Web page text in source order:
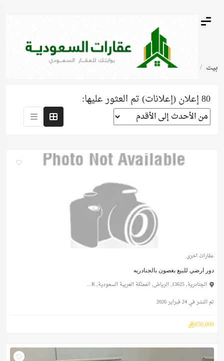
بيت عقارات اخرى
80 إعلان (إعلانات) تم العثور عليها:
عقارات اخرى
دور ارضي للبيع بغصون بالجنادريه
الجنادرية, 13625, الرياض, المملكة العربية السعودية, R...
تم النشر في 24 فبراير 2026
850,000ريال